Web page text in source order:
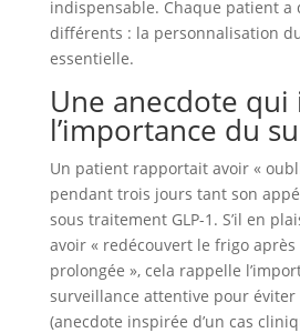
indispensable. Chaque patient a
différents : la personnalisation
essentielle.
Une anecdote
l’importance du
Un patient rapportait avoir «
pendant trois jours tant son
sous traitement GLP-1. S’il en
avoir « redécouvert le frigo après
prolongée », cela rappelle
surveillance attentive pour
(anecdote inspirée d’un cas